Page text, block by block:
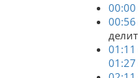
00:00
00:56
01:11
01:27